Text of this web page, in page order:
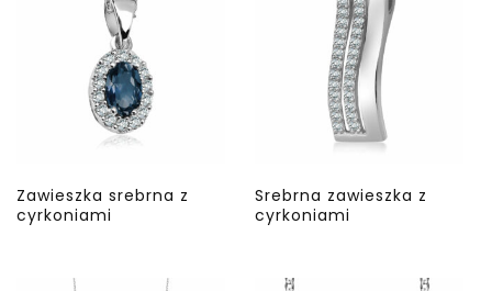
Zawieszka srebrna z
cyrkoniami
Srebrna zawieszka z
cyrkoniami